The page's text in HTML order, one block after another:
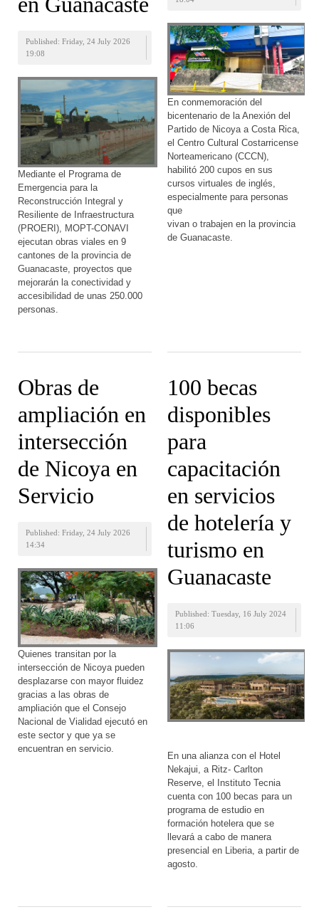
Published: Friday, 24 July 2026
19:08
Mediante el Programa de
Emergencia para la
Reconstrucción Integral y
Resiliente de Infraestructura
(PROERI), MOPT-CONAVI
ejecutan obras viales en 9
cantones de la provincia de
Guanacaste, proyectos que
mejorarán la conectividad y
accesibilidad de unas 250.000
personas.
En conmemoración del
bicentenario de la Anexión del
Partido de Nicoya a Costa Rica,
el Centro Cultural Costarricense
Norteamericano (CCCN),
habilitó 200 cupos en sus
cursos virtuales de inglés,
especialmente para personas
que
vivan o trabajen en la provincia
de Guanacaste.
Obras de
ampliación en
intersección
de Nicoya en
Servicio
Published: Friday, 24 July 2026
14:34
Quienes transitan por la
intersección de Nicoya pueden
desplazarse con mayor fluidez
gracias a las obras de
ampliación que el Consejo
Nacional de Vialidad ejecutó en
este sector y que ya se
encuentran en servicio.
100 becas
disponibles
para
capacitación
en servicios
de hotelería y
turismo en
Guanacaste
Published: Tuesday, 16 July 2024
11:06
En una alianza con el Hotel
Nekajui, a Ritz- Carlton
Reserve, el Instituto Tecnia
cuenta con 100 becas para un
programa de estudio en
formación hotelera que se
llevará a cabo de manera
presencial en Liberia, a partir de
agosto.